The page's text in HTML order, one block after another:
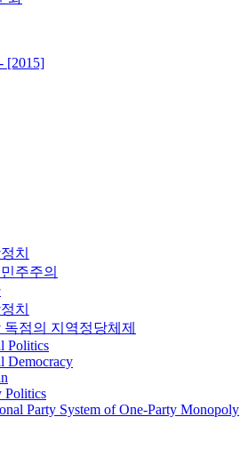
[2015]
치
주주의
치
독점의 지역정당체제
Politics
Democracy
Politics
Party System of One-Party Monopoly